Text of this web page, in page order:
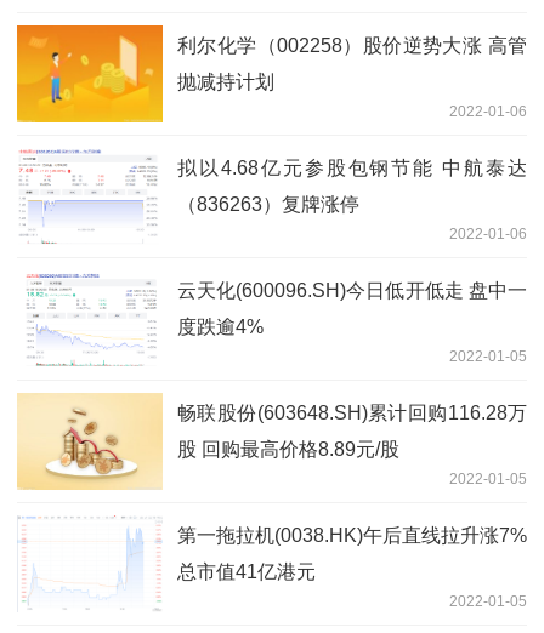
利尔化学（002258）股价逆势大涨 高管
抛减持计划
2022-01-06
拟以4.68亿元参股包钢节能 中航泰达
（836263）复牌涨停
2022-01-06
云天化(600096.SH)今日低开低走 盘中一
度跌逾4%
2022-01-05
畅联股份(603648.SH)累计回购116.28万
股 回购最高价格8.89元/股
2022-01-05
第一拖拉机(0038.HK)午后直线拉升涨7%
总市值41亿港元
2022-01-05